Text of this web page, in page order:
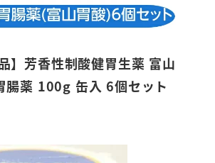
】芳香性制酸健胃生薬 富山
腸薬 100g 缶入 6個セット